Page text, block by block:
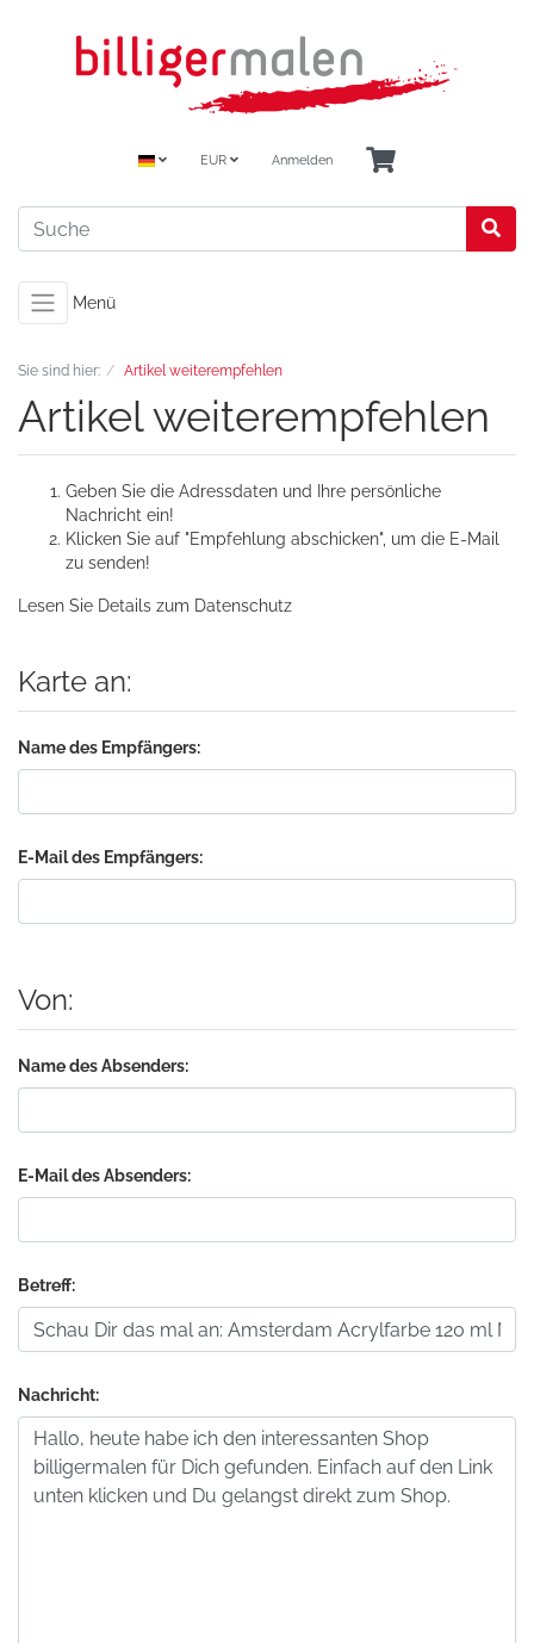
EUR Anmelden
Menü
Sie sind hier: Artikel weiterempfehlen
Artikel weiterempfehlen
Geben Sie die Adressdaten und Ihre persönliche
Nachricht ein!
Klicken Sie auf "Empfehlung abschicken", um die E-Mail
zu senden!
Lesen Sie Details zum Datenschutz
Karte an:
Name des Empfängers:
E-Mail des Empfängers:
Von:
Name des Absenders:
E-Mail des Absenders:
Betreff:
Nachricht: